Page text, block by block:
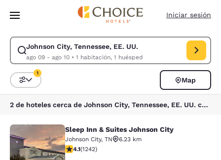
Pasar A Contenido Principal
Iniciar sesión
Johnson City, Tennessee, EE. UU.
ago 09 - ago 10• 1 habitación, 1 huésped
Modificar la búsqueda de Johnson City, Tennessee, EE. UU.. Fecha de
Ordenar y filtrar
1
Map
2 de hoteles cerca de Johnson City, Tennessee, EE. UU. coinciden con tus filtros
Sleep Inn & Suites Johnson City
Sleep Inn & Suites Johnson City
Johnson City, TN
6.23 km
calificación de 4.08 estrellas. Muy bueno. 1242
4.1(1242)